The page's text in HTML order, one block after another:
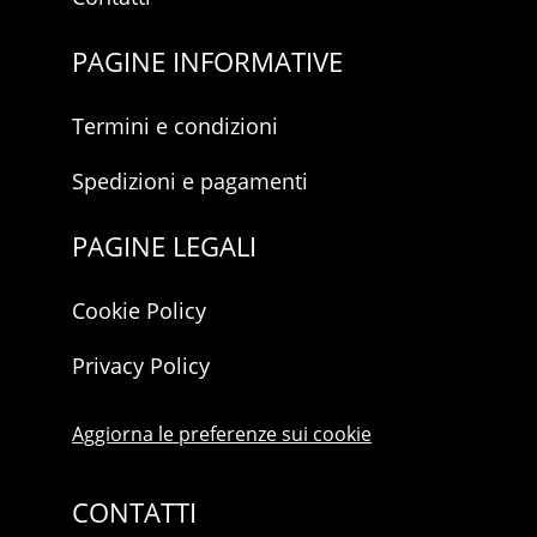
PAGINE INFORMATIVE
Termini e condizioni
Spedizioni e pagamenti
PAGINE LEGALI
Cookie Policy
Privacy Policy
Aggiorna le preferenze sui cookie
CONTATTI